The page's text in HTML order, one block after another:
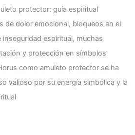
protector: guía espiritual
de dolor emocional, bloqueos en el
espiritual, muchas
y protección en símbolos
como amuleto protector se ha
valioso por su energía simbólica y la